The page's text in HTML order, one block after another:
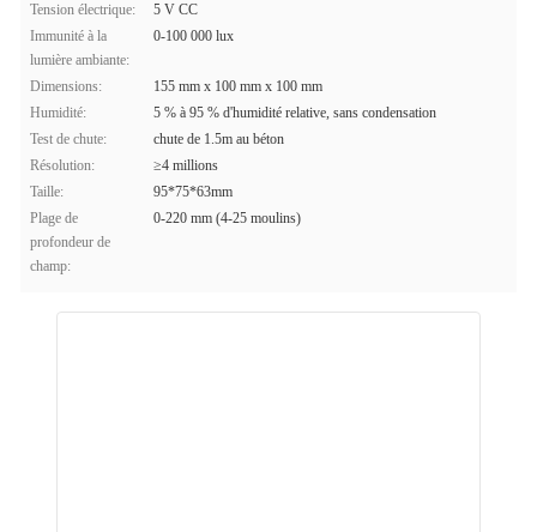
Tension électrique:
5 V CC
Immunité à la
lumière ambiante:
0-100 000 lux
Dimensions:
155 mm x 100 mm x 100 mm
Humidité:
5 % à 95 % d'humidité relative, sans condensation
Test de chute:
chute de 1.5m au béton
Résolution:
≥4 millions
Taille:
95*75*63mm
Plage de
profondeur de
champ:
0-220 mm (4-25 moulins)